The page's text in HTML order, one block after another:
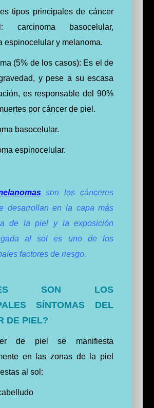
tipos principales de cáncer
carcinoma basocelular,
espinocelular y melanoma.
(5% de los casos): Es el de
y pese a su escasa
es responsable del 90%
por cáncer de piel.
basocelular.
espinocelular.
son los cánceres
desarrollan en la capa más
de la piel y la exposición
al sol es uno de los
factores de riesgo.
SON LOS
SÍNTOMAS DEL
DE PIEL?
de piel se manifiesta
en las zonas de la piel
al sol: